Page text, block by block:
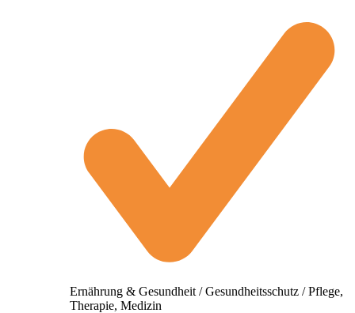
Ernährung & Gesundheit / Gesundheitsschutz / Pflege,
Therapie, Medizin